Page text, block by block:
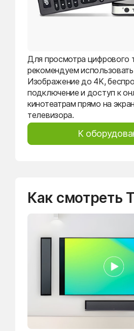
Для просмотра цифрового
рекомендуем
Изображение до 4K,
подключение и доступ к
кинотеатрам прямо на
телевизора.
К
Как смотреть